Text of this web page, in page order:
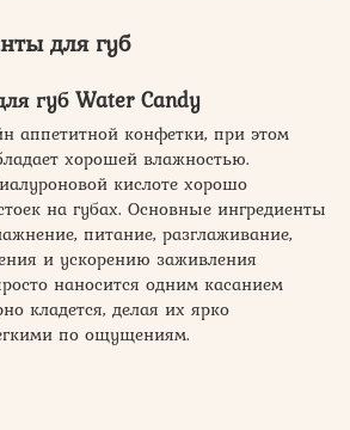
для губ
губ Water Candy
аппетитной конфетки, при этом
хорошей влажностью.
кислоте хорошо
на губах. Основные ингредиенты
питание, разглаживание,
и ускорению заживления
наносится одним касанием
кладется, делая их ярко
по ощущениям.